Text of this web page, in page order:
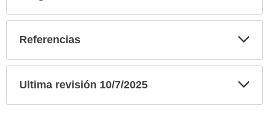
Referencias
Ultima revisión 10/7/2025